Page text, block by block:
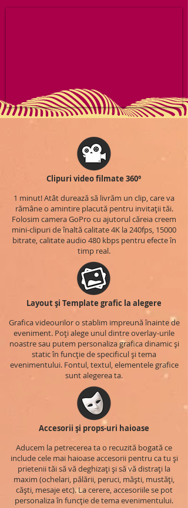
Clipuri video filmate 360°
1 minut! Atât durează să livrăm un clip, care va
rămâne o amintire placută pentru invitații tăi.
Folosim camera GoPro cu ajutorul căreia creem
mini-clipuri de înaltă calitate 4K la 240fps, 15000
bitrate, calitate audio 480 kbps pentru efecte în
timp real.
Layout și Template grafic la alegere
Grafica videourilor o stablim impreună înainte de
eveniment. Poți alege unul dintre overlay-urile
noastre sau putem personaliza grafica dinamic și
static în funcție de specificul și tema
evenimentului. Fontul, textul, elementele grafice
sunt alegerea ta.
Accesorii și props-uri haioase
Aducem la petrecerea ta o recuzită bogată ce
include cele mai haioase accesorii pentru ca tu și
prietenii tăi să vă deghizați și să vă distrați la
maxim (ochelari, pălării, peruci, măști, mustăți,
căști, mesaje etc). La cerere, accesoriile se pot
personaliza în funcție de tema evenimentului.